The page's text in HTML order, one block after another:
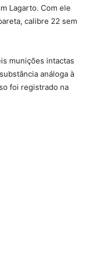
Lagarto. Com ele
calibre 22 sem
munições intactas
análoga à
foi registrado na